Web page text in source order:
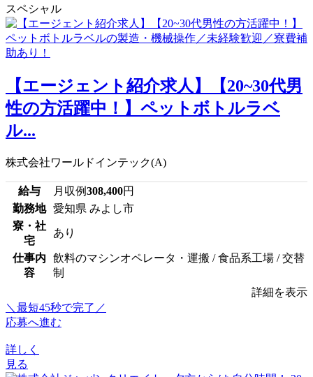
スペシャル
【エージェント紹介求人】【20~30代男
性の方活躍中！】ペットボトルラベ
ル...
株式会社ワールドインテック(A)
給与 月収例308,400円
勤務地
愛知県 みよし市
寮・社
宅
あり
仕事内
容
飲料のマシンオペレータ・運搬 / 食品系工場 / 交替
制
詳細を表示
＼最短45秒で完了／
応募へ進む
詳しく
見る